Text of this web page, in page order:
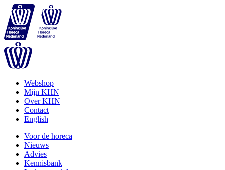
Webshop
Mijn KHN
Over KHN
Contact
English
Voor de horeca
Nieuws
Advies
Kennisbank